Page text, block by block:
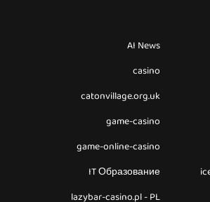
AI News
casino
catonvillage.org.uk
game-casino
game-online-casino
IT Образование
lazybar-casino.pl - PL